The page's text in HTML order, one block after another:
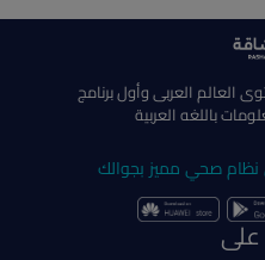
العالم العربى وأول برنامج
باللغه العربية
نظام صحي مميز بجوالك
على